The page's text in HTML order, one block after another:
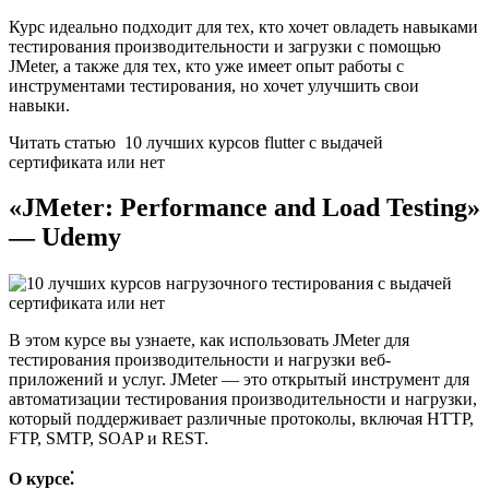
Курс идеально подходит для тех, кто хочет овладеть навыками
тестирования производительности и загрузки с помощью
JMeter, а также для тех, кто уже имеет опыт работы с
инструментами тестирования, но хочет улучшить свои
навыки.
Читать статью 10 лучших курсов flutter с выдачей
сертификата или нет
«JMeter: Performance and Load Testing»
— Udemy
В этом курсе вы узнаете, как использовать JMeter для
тестирования производительности и нагрузки веб-
приложений и услуг. JMeter ― это открытый инструмент для
автоматизации тестирования производительности и нагрузки,
который поддерживает различные протоколы, включая HTTP,
FTP, SMTP, SOAP и REST.
О курсе⁚